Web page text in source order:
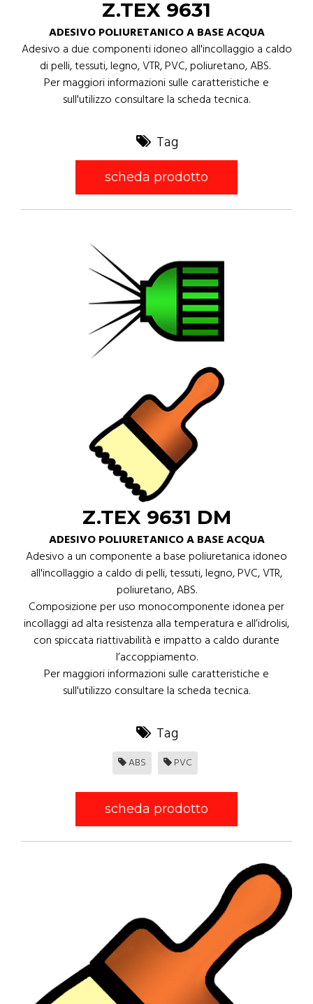
Z.TEX 9631
ADESIVO POLIURETANICO A BASE ACQUA
Adesivo a due componenti idoneo all'incollaggio a caldo
di pelli, tessuti, legno, VTR, PVC, poliuretano, ABS.
Per maggiori informazioni sulle caratteristiche e
sull'utilizzo consultare la scheda tecnica.
Tag
scheda prodotto
Z.TEX 9631 DM
ADESIVO POLIURETANICO A BASE ACQUA
Adesivo a un componente a base poliuretanica idoneo
all'incollaggio a caldo di pelli, tessuti, legno, PVC, VTR,
poliuretano, ABS.
Composizione per uso monocomponente idonea per
incollaggi ad alta resistenza alla temperatura e all’idrolisi,
con spiccata riattivabilità e impatto a caldo durante
l’accoppiamento.
Per maggiori informazioni sulle caratteristiche e
sull'utilizzo consultare la scheda tecnica.
Tag
ABS PVC
scheda prodotto